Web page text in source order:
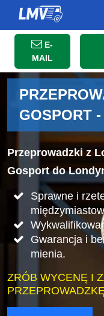
E-
MAIL
GOSPORT
Przeprowadzki z
Gosport do
Sprawne i
Gwarancja i
mienia.
ZRÓB WYCENĘ I